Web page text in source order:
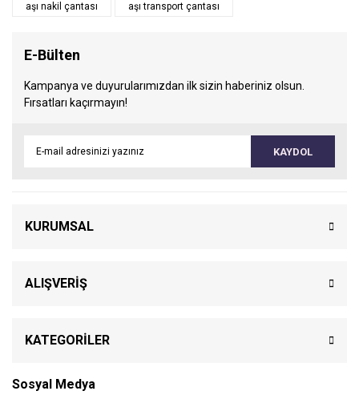
aşı nakil çantası
aşı transport çantası
E-Bülten
Kampanya ve duyurularımızdan ilk sizin haberiniz olsun.
Fırsatları kaçırmayın!
KAYDOL
KURUMSAL
ALIŞVERİŞ
KATEGORİLER
Sosyal Medya